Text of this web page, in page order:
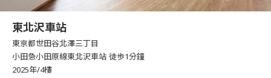
東北沢車站
東京都世田谷北澤三丁目
小田急小田原線東北沢車站 徒歩1分鐘
2025年/4樓